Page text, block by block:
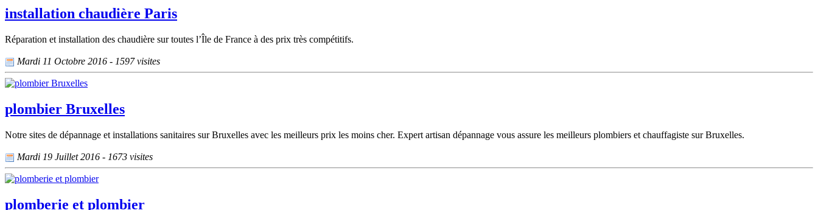
installation chaudière Paris
Réparation et installation des chaudière sur toutes l’Île de France à des prix très compétitifs.
Mardi 11 Octobre 2016 - 1597 visites
plombier Bruxelles
Notre sites de dépannage et installations sanitaires sur Bruxelles avec les meilleurs prix les moins cher. Expert artisan dépannage vous assure les meilleurs plombiers et chauffagiste sur Bruxelles.
Mardi 19 Juillet 2016 - 1673 visites
plomberie et plombier